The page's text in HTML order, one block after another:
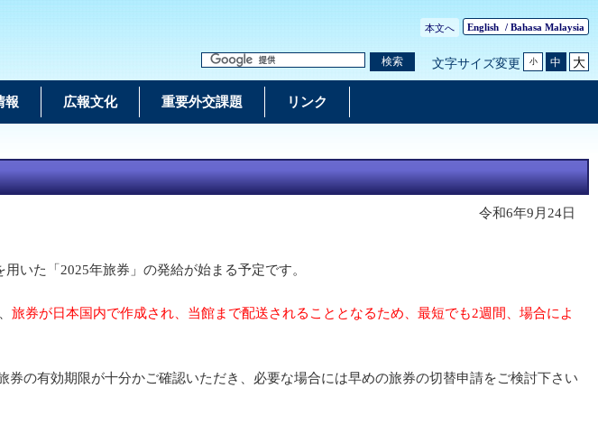
本文へ English / Bahasa Malaysia
検索 文字サイズ変更 小 中 大
報 広報文化 重要外交課題 リンク
令和6年9月24日
いた「2025年旅券」の発給が始まる予定です。
旅券が日本国内で作成され、当館まで配送されることとなるため、最短でも2週間、場合によ
の有効期限が十分かご確認いただき、必要な場合には早めの旅券の切替申請をご検討下さい